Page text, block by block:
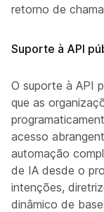
retorno de
Suporte à API
O suporte à API
que as
acesso
automação
de IA desde o
intenções,
dinâmico de